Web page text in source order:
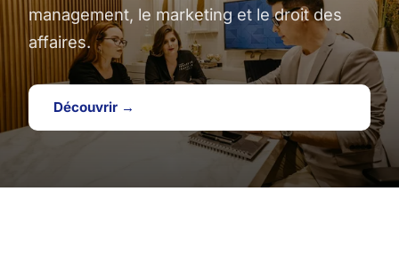
management, le marketing et le droit des
affaires.
Découvrir →